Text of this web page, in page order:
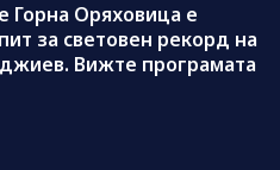
Горна Оряховица е
за световен рекорд на
Вижте програмата